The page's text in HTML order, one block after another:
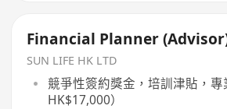
Financial Planner
SUN LIFE HK LTD
競爭性簽約獎金，培訓津貼，
HK$17,000）